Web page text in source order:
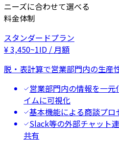
ニーズに合わせて選べる
料金体制
スタンダードプラン
¥3,450~1ID / 月額
脱・表計算で営業部門内の生産
営業部門内の情報を一
イムに可視化
基本機能による商談プ
Slack等の外部チャット
共有